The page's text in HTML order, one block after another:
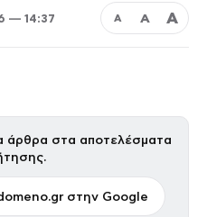
— 14:37 Α Α Α
άρθρα στα αποτελέσματα
στην Google